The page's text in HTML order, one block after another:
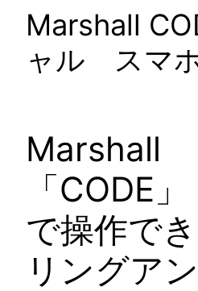
Marshall
ャル スマ
Marshall
「CODE
で操作で
リングア